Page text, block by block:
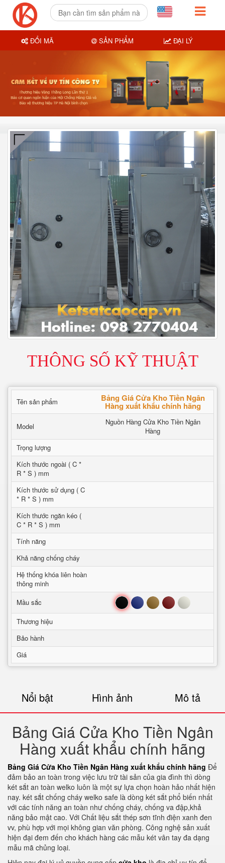
THÔNG SỐ KỸ THUẬT
Tên sản phẩm Bảng Giá Cửa Kho Tiền Ngân
Hàng xuất khẩu chính hãng
Model
Nguồn Hàng Cửa Kho Tiền Ngân
Hàng
Trọng lượng
Kích thước ngoài ( C *
R * S ) mm
Kích thước sử dụng ( C
* R * S ) mm
Kích thước ngăn kéo (
C * R * S ) mm
Tính năng
Khả năng chống cháy
Hệ thống khóa liên hoàn
thông minh
Mầu sắc
Đen Xanh Nâu Đỏ Trắng
Thương hiệu
Bảo hành
Giá
Nổi bật Hình ảnh Mô tả
Bảng Giá Cửa Kho Tiền Ngân
Hàng xuất khẩu chính hãng
Bảng Giá Cửa Kho Tiền Ngân Hàng xuất khẩu chính hãng Để
đảm bảo an toàn trong việc lưu trữ tài sản của gia đình thì dòng
két sắt an toàn welko luôn là một sự lựa chọn hoàn hảo nhất hiện
nay. két sắt chống cháy welko safe là dòng két sắt phổ biến nhất
với các tính năng an toàn như chống cháy, chống va đập,khả
năng bảo mật cao. Với Chất liệu sắt thép sơn tĩnh điện xanh đen
vv, phù hợp với mọi không gian văn phòng. Công nghệ sản xuất
hiện đại đem đến cho khách hàng các mẫu két vân tay đa dạng
mẫu mã chủng loại.
ĐỔI MÃ SẢN PHẨM ĐẠI LÝ